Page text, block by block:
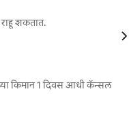
शकतात.
किमान 1 दिवस आधी कॅन्सल